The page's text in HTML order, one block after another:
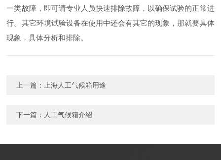
一类故障，即可请专业人员快速排除故障，以确保试验的正常进
行。其它环境试验设备在使用中还会有其它的现象，那就要具体
现象，具体分析和排除。
上一篇： 上海人工气候箱用途
下一篇： 人工气候箱介绍